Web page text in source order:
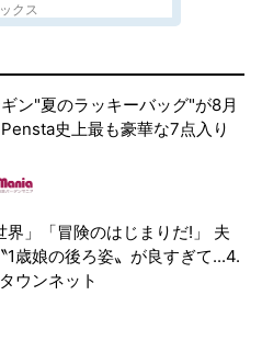
クス
ン"夏のラッキーバッグ"が8月
史上最も豪華な7点入り
界」「冒険のはじまりだ!」 夫
1歳娘の後ろ姿〟が良すぎて...4.
ウンネット